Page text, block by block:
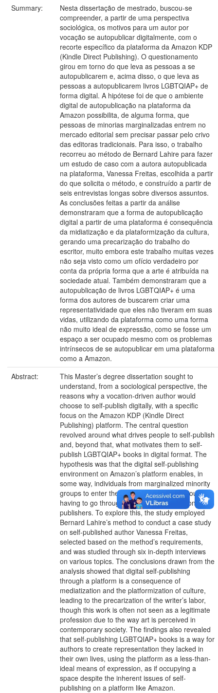
Summary:
Nesta dissertação de mestrado, buscou-se
compreender, a partir de uma perspectiva
sociológica, os motivos para um autor por
vocação se autopublicar digitalmente, com o
recorte específico da plataforma da Amazon KDP
(Kindle Direct Publishing). O questionamento
girou em torno do que leva as pessoas a se
autopublicarem e, acima disso, o que leva as
pessoas a autopublicarem livros LGBTQIAP+ de
forma digital. A hipótese foi de que o ambiente
digital de autopublicação na plataforma da
Amazon possibilita, de alguma forma, que
pessoas de minorias marginalizadas entrem no
mercado editorial sem precisar passar pelo crivo
das editoras tradicionais. Para isso, o trabalho
recorreu ao método de Bernard Lahire para fazer
um estudo de caso com a autora autopublicada
na plataforma, Vanessa Freitas, escolhida a partir
do que solicita o método, e construído a partir de
seis entrevistas longas sobre diversos assuntos.
As conclusões feitas a partir da análise
demonstraram que a forma de autopublicação
digital a partir de uma plataforma é consequência
da midiatização e da plataformização da cultura,
gerando uma precarização do trabalho do
escritor, muito embora este trabalho muitas vezes
não seja visto como um ofício verdadeiro por
conta da própria forma que a arte é atribuída na
sociedade atual. Também demonstraram que a
autopublicação de livros LGBTQIAP+ é uma
forma dos autores de buscarem criar uma
representatividade que eles não tiveram em suas
vidas, utilizando da plataforma como uma forma
não muito ideal de expressão, como se fosse um
espaço a ser ocupado mesmo com os problemas
intrínsecos de se autopublicar em uma plataforma
como a Amazon.
Abstract:
This Master’s degree dissertation sought to
understand, from a sociological perspective, the
reasons why a vocation-driven author would
choose to self-publish digitally, with a specific
focus on the Amazon KDP (Kindle Direct
Publishing) platform. The central question
revolved around what drives people to self-publish
and, beyond that, what motivates them to self-
publish LGBTQIAP+ books in digital format. The
hypothesis was that the digital self-publishing
environment on Amazon’s platform enables, in
some way, individuals from marginalized minority
groups to enter the publishing market without
having to go through the scrutiny of traditional
publishers. To explore this, the study employed
Bernard Lahire’s method to conduct a case study
on self-published author Vanessa Freitas,
selected based on the method’s requirements,
and was studied through six in-depth interviews
on various topics. The conclusions drawn from the
analysis showed that digital self-publishing
through a platform is a consequence of
mediatization and the platformization of culture,
leading to the precarization of the writer’s labor,
though this work is often not seen as a legitimate
profession due to the way art is perceived in
contemporary society. The findings also revealed
that self-publishing LGBTQIAP+ books is a way for
authors to create representation they lacked in
their own lives, using the platform as a less-than-
ideal means of expression, as if occupying a
space despite the inherent issues of self-
publishing on a platform like Amazon.